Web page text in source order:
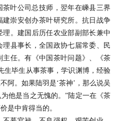
叶公司总技师，翌年在嵊县三界
建崇安创办茶叶研究所。抗日战争
。建国后历任农业部副部长兼中
县事长，全国政协七届常委、民
任。有《中国茶叶问题》、《茶
生毕生从事茶事，学识渊博，经验
阿。如果陆羽是‘茶神’，那么说吴
他是当之无愧的。”陆定一在《茶
是中肯得当的。